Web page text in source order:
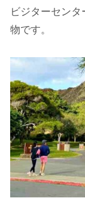
ビジターセン
物です。